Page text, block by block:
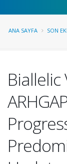
ANA SAYFA SON